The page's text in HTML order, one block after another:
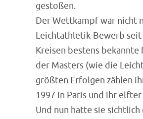
gestoßen.
Der Wettkampf war nicht
Leichtathletik-Bewerb seit
Kreisen bestens
der Masters (wie die
größten Erfolgen zählen
1997 in Paris und ihr
Und nun hatte sie